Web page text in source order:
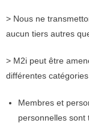
> Nous ne
aucun tiers autres
> M2i peut être
différentes
Membres et
personnelles sont